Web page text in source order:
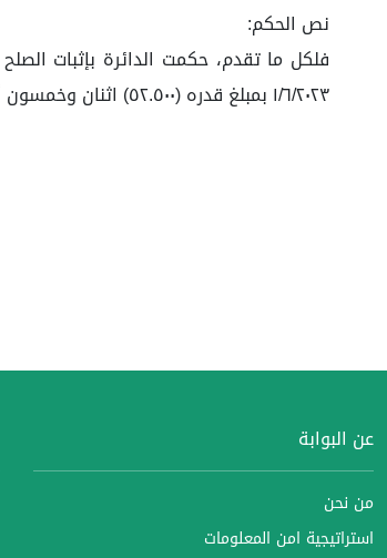
نص الحكم:
١/٦/٢٠٢٣ بمبلغ قدره (٥٢.٥٠٠) اثنان وخمسون ألفا وخمسمائة ريال، وتحل الدفعة الثانية بتاريخ ٢٠٢٣/٠٧/٠١م بمبلغ قدره (٥٢.٥٠٠) اثنان وخمسون ألفا وخمسمائة ريال. والله الموفق.
عن البوابة
من نحن
استراتيجية امن المعلومات